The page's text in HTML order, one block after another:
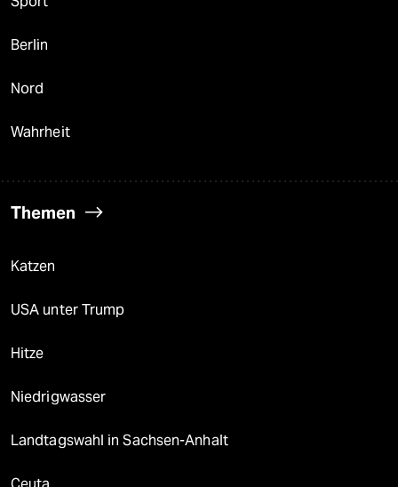
Berlin
Nord
Wahrheit
Themen
Katzen
USA unter Trump
Hitze
Niedrigwasser
Landtagswahl in Sachsen-Anhalt